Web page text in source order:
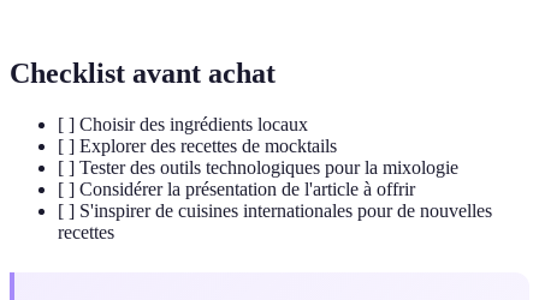
Checklist avant achat
[ ] Choisir des ingrédients locaux
[ ] Explorer des recettes de mocktails
[ ] Tester des outils technologiques pour la mixologie
[ ] Considérer la présentation de l'article à offrir
[ ] S'inspirer de cuisines internationales pour de nouvelles
recettes